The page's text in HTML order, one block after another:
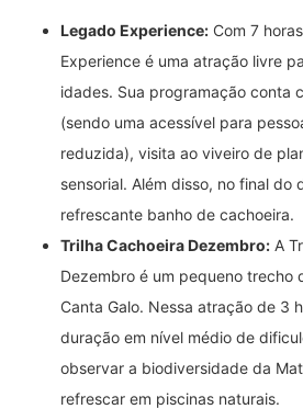
Legado Experience: Com 7
Experience é uma atração livre
idades. Sua programação conta
(sendo uma acessível para
reduzida), visita ao viveiro de
sensorial. Além disso, no final do
refrescante banho de cachoeira.
Trilha Cachoeira Dezembro: A
Dezembro é um pequeno trecho
Canta Galo. Nessa atração de 3
duração em nível médio de
observar a biodiversidade da
refrescar em piscinas naturais.